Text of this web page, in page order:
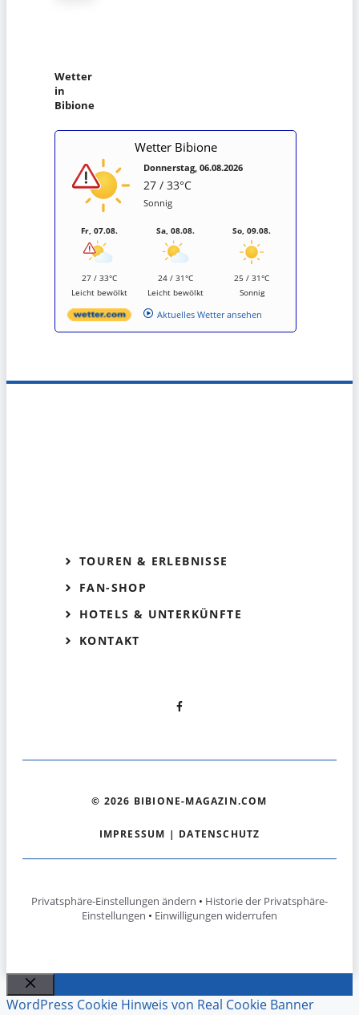
Wetter
in
Bibione
Wetter Bibione
Donnerstag, 06.08.2026
27 / 33°C
Sonnig
Fr, 07.08.
27 / 33°C
Leicht bewölkt
Sa, 08.08.
24 / 31°C
Leicht bewölkt
So, 09.08.
25 / 31°C
Sonnig
Aktuelles Wetter ansehen
TOUREN & ERLEBNISSE
FAN-SHOP
HOTELS & UNTERKÜNFTE
KONTAKT
© 2026 BIBIONE-MAGAZIN.COM
IMPRESSUM | DATENSCHUTZ
Privatsphäre-Einstellungen ändern • Historie der Privatsphäre-
Einstellungen • Einwilligungen widerrufen
Schließen
WordPress Cookie Hinweis von Real Cookie Banner